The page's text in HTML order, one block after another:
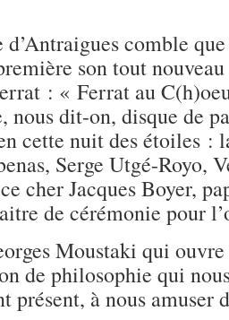
d’Antraigues comble
son tout
: « Ferrat au
nous dit-on, disque de
cette nuit des étoiles :
Serge Utgé-Royo,
cher Jacques Boyer,
de cérémonie pour
Moustaki qui
de philosophie qui
présent, à nous amuser